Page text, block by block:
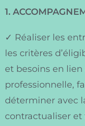
1.
✓ Réaliser les
les critères
et besoins en lien
professionnelle,
déterminer avec
contractualiser